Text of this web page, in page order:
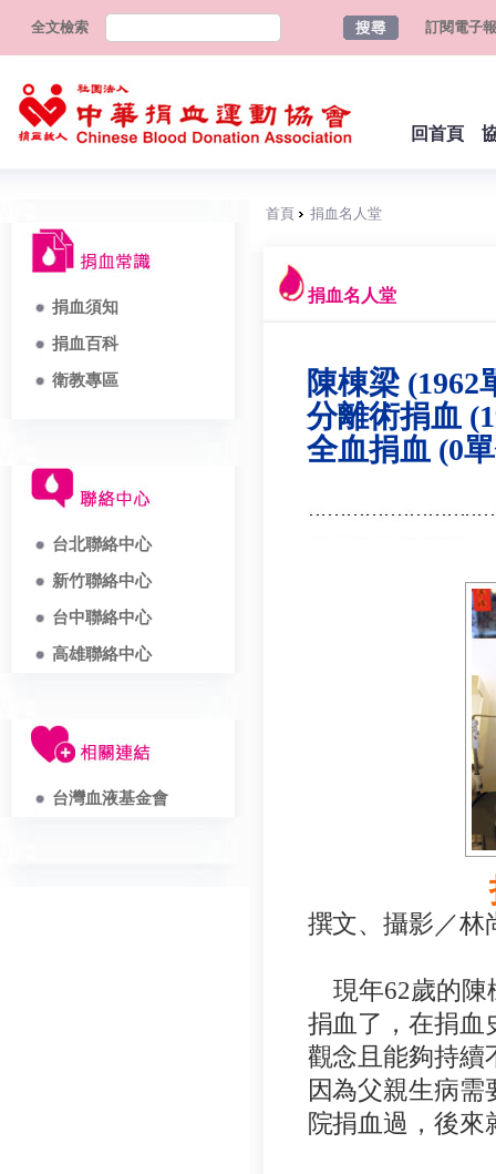
全文檢索 訂閱電子報
回首頁
捐血須知
捐血百科
衛教專區
台北聯絡中心
新竹聯絡中心
台中聯絡中心
高雄聯絡中心
台灣血液基金會
首頁 捐血名人堂
捐血名人堂
陳棟梁 (1962
分離術捐血
全血捐血 (0
撰文、攝影／林
現年62歲的陳
捐血了，在捐血
觀念且能夠持續
因為父親生病
院捐血過，後